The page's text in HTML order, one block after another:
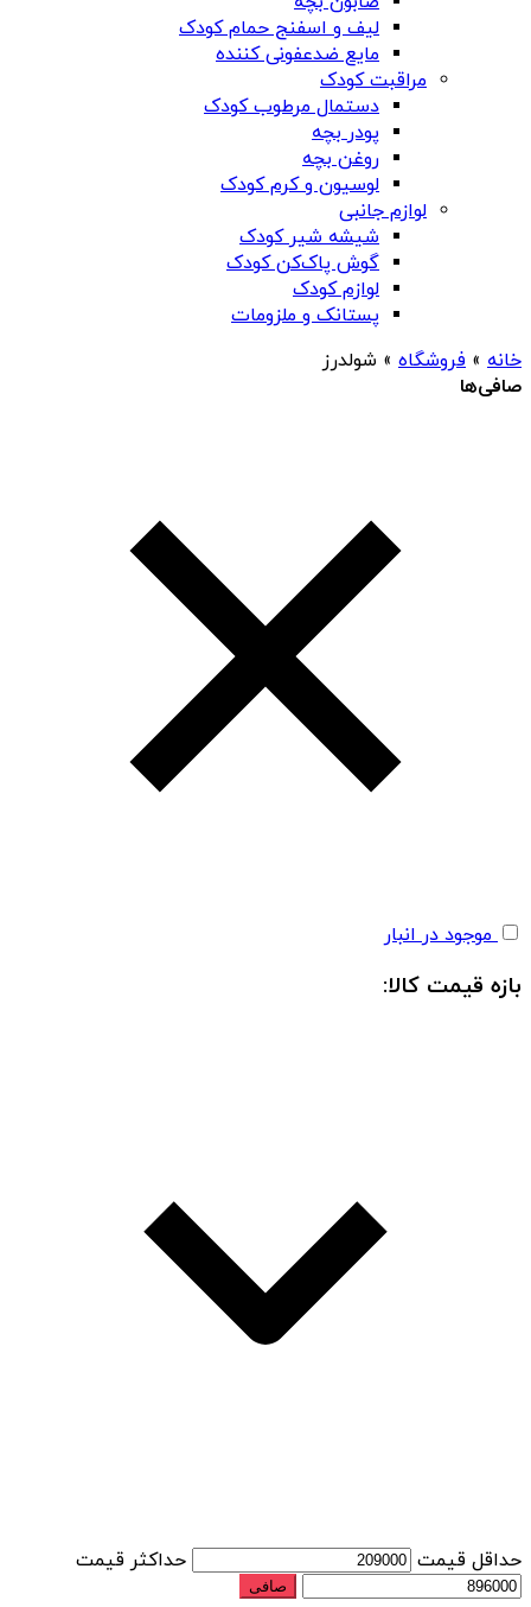
لیف و اسفنج حمام کودک
مایع ضدعفونی کننده
مراقبت کودک
دستمال مرطوب کودک
پودر بچه
روغن بچه
لوسیون و کرم کودک
لوازم جانبی
شیشه شیر کودک
گوش پاک‌کن کودک
لوازم کودک
پستانک و ملزومات
خانه » فروشگاه » شولدرز
صافی‌ها
موجود در انبار
بازه قیمت کالا:
حداقل قیمت حداكثر قيمت
صافی